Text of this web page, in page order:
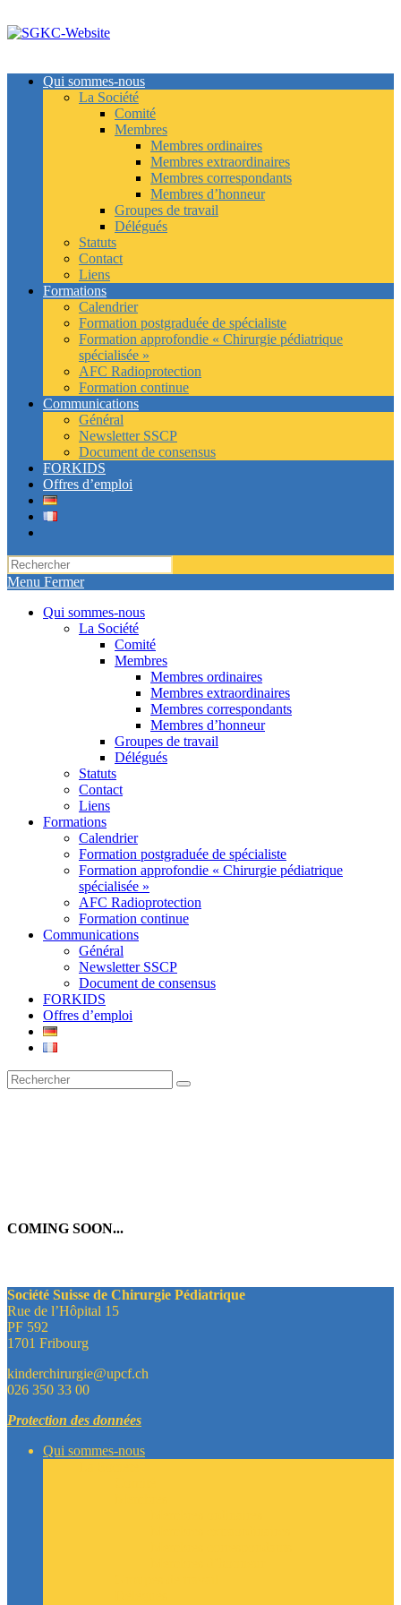
to
Qui sommes-nous
La Société
Comité
Membres
Membres ordinaires
Membres extraordinaires
Membres correspondants
Membres d’honneur
Groupes de travail
Délégués
Statuts
Contact
Liens
Formations
Calendrier
Formation postgraduée de spécialiste
Formation approfondie « Chirurgie pédiatrique
spécialisée »
AFC Radioprotection
Formation continue
Communications
Général
Newsletter SSCP
Document de consensus
FORKIDS
Offres d’emploi
search
Menu Fermer
Qui sommes-nous
La Société
Comité
Membres
Membres ordinaires
Membres extraordinaires
Membres correspondants
Membres d’honneur
Groupes de travail
Délégués
Statuts
Contact
Liens
Formations
Calendrier
Formation postgraduée de spécialiste
Formation approfondie « Chirurgie pédiatrique
spécialisée »
AFC Radioprotection
Formation continue
Communications
Général
Newsletter SSCP
Document de consensus
FORKIDS
Offres d’emploi
COMING SOON...
Société Suisse de Chirurgie Pédiatrique
Rue de l’Hôpital 15
PF 592
1701 Fribourg
kinderchirurgie@upcf.ch
026 350 33 00
Protection des données
Qui sommes-nous